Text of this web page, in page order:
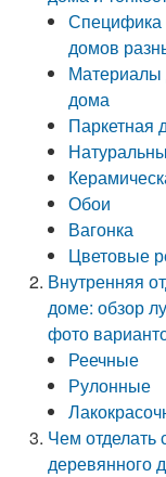
Специфика
домов
Материалы
дома
Паркетная
Обои
Вагонка
Цветовые
Внутренняя
доме: обзор
фото
Реечные
Рулонные
Чем отделать
деревянного